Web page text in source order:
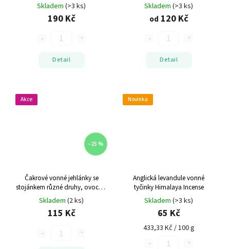
Skladem (>3 ks)
190 Kč
Detail
Skladem (>3 ks)
od 120 Kč
Detail
Akce
–25 %
Čakrové vonné jehlánky se
stojánkem různé druhy, ovocné,
Indie
Skladem (2 ks)
115 Kč
Novinka
Anglická levandule vonné
tyčinky Himalaya Incense
Skladem (>3 ks)
65 Kč
433,33 Kč / 100 g